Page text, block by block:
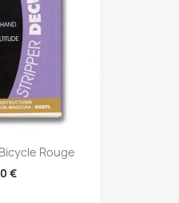
Rouge
€